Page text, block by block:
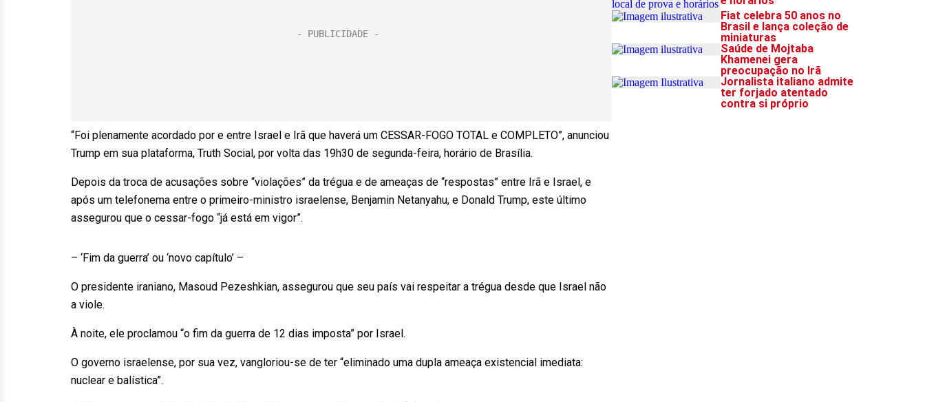
“Foi plenamente acordado por e entre Israel e Irã que haverá um CESSAR-FOGO TOTAL e COMPLETO”, anunciou
Trump em sua plataforma, Truth Social, por volta das 19h30 de segunda-feira, horário de Brasília.
Depois da troca de acusações sobre “violações” da trégua e de ameaças de “respostas” entre Irã e Israel, e
após um telefonema entre o primeiro-ministro israelense, Benjamin Netanyahu, e Donald Trump, este último
assegurou que o cessar-fogo “já está em vigor”.
– ‘Fim da guerra’ ou ‘novo capítulo’ –
O presidente iraniano, Masoud Pezeshkian, assegurou que seu país vai respeitar a trégua desde que Israel não
a viole.
À noite, ele proclamou “o fim da guerra de 12 dias imposta” por Israel.
O governo israelense, por sua vez, vangloriou-se de ter “eliminado uma dupla ameaça existencial imediata:
nuclear e balística”.